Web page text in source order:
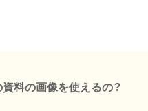
料の画像を使えるの？